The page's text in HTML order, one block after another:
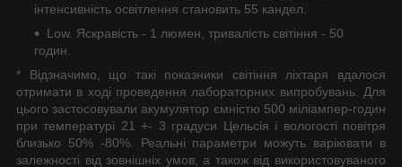
інтенсивність освітлення становить 55 кандел.
Low. Яскравість - 1 люмен, тривалість світіння - 50
годин.
* Відзначимо, що такі показники світіння ліхтаря вдалося
отримати в ході проведення лабораторних випробувань. Для
цього застосовували акумулятор ємністю 500 міліампер-годин
при температурі 21 +- 3 градуси Цельсія і вологості повітря
близько 50% -80%. Реальні параметри можуть варіювати в
залежності від зовнішніх умов, а також від використовуваного